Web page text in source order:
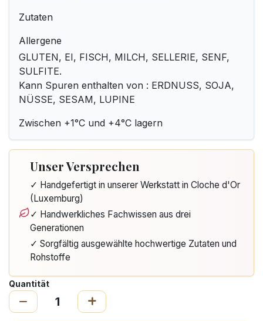
Zutaten
Allergene
GLUTEN, EI, FISCH, MILCH, SELLERIE, SENF,
SULFITE.
Kann Spuren enthalten von : ERDNUSS, SOJA,
NÜSSE, SESAM, LUPINE
Zwischen +1°C und +4°C lagern
Unser Versprechen
✓ Handgefertigt in unserer Werkstatt in Cloche d'Or
(Luxemburg)
✓ Handwerkliches Fachwissen aus drei
Generationen
✓ Sorgfältig ausgewählte hochwertige Zutaten und
Rohstoffe
Quantität